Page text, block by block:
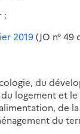
:
2019(JO n° 49
du
logement et
de
du